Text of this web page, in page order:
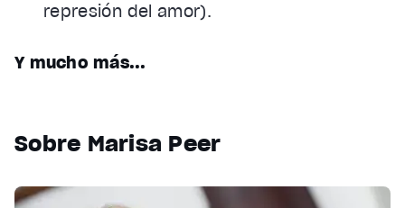
represión del amor).
Y mucho más...
Sobre Marisa Peer